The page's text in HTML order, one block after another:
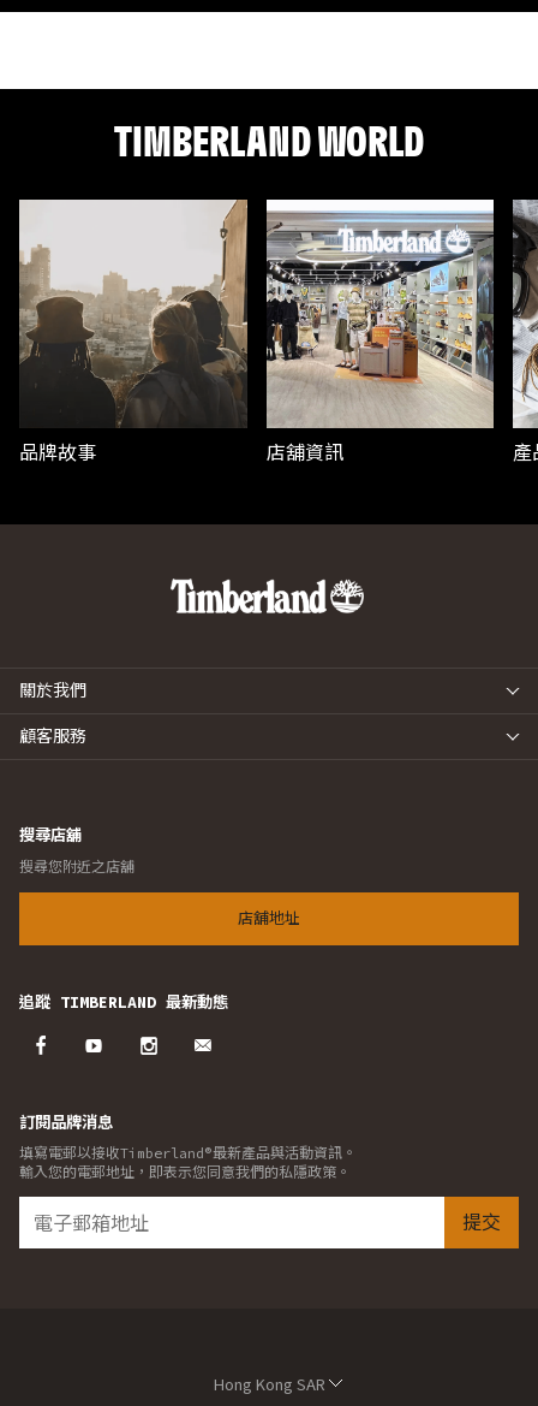
TIMBERLAND WORLD
品牌故事 店舖資訊 產
關於我們
顧客服務
搜尋店舖
搜尋您附近之店舖
店舖地址
追蹤 TIMBERLAND 最新動態
訂閱品牌消息
填寫電郵以接收Timberland®最新產品與活動資訊。
輸入您的電郵地址，即表示您同意我們的私隱政策。
提交
Hong Kong SAR